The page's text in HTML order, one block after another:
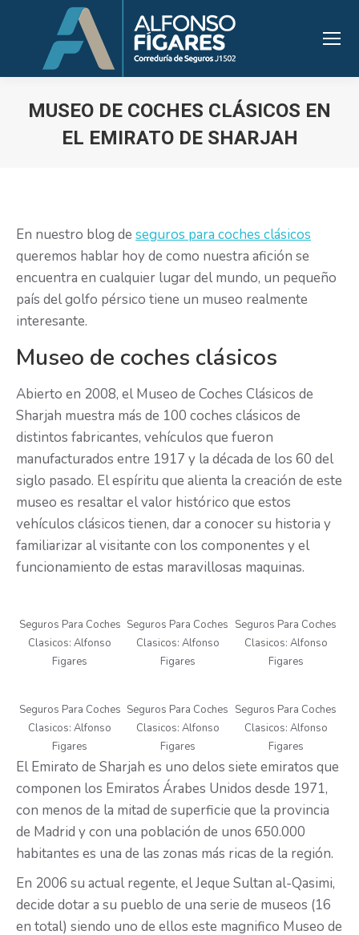
MUSEO DE COCHES CLÁSICOS EN
EL EMIRATO DE SHARJAH
En nuestro blog de seguros para coches clásicos
queremos hablar hoy de como nuestra afición se
encuentra en cualquier lugar del mundo, un pequeño
país del golfo pérsico tiene un museo realmente
interesante.
Museo de coches clásicos
Abierto en 2008, el Museo de Coches Clásicos de
Sharjah muestra más de 100 coches clásicos de
distintos fabricantes, vehículos que fueron
manufacturados entre 1917 y la década de los 60 del
siglo pasado. El espíritu que alienta la creación de este
museo es resaltar el valor histórico que estos
vehículos clásicos tienen, dar a conocer su historia y
familiarizar al visitante con los componentes y el
funcionamiento de estas maravillosas maquinas.
Seguros Para Coches
Clasicos: Alfonso
Figares
Seguros Para Coches
Clasicos: Alfonso
Figares
Seguros Para Coches
Clasicos: Alfonso
Figares
Seguros Para Coches
Clasicos: Alfonso
Figares
Seguros Para Coches
Clasicos: Alfonso
Figares
Seguros Para Coches
Clasicos: Alfonso
Figares
El Emirato de Sharjah es uno delos siete emiratos que
componen los Emiratos Árabes Unidos desde 1971,
con menos de la mitad de superficie que la provincia
de Madrid y con una población de unos 650.000
habitantes es una de las zonas más ricas de la región.
En 2006 su actual regente, el Jeque Sultan al-Qasimi,
decide dotar a su pueblo de una serie de museos (16
en total) siendo uno de ellos este magnifico Museo de